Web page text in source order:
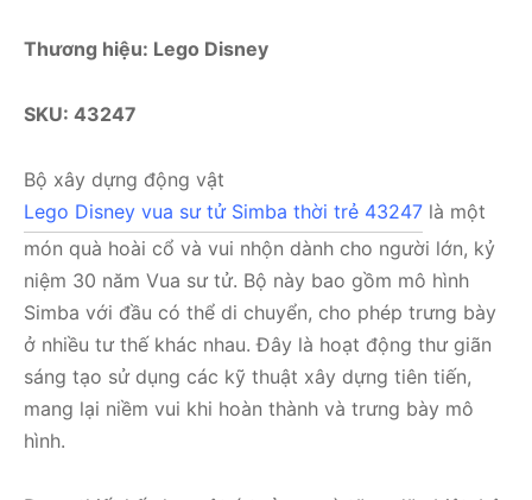
Thương hiệu: Lego Disney
SKU: 43247
Bộ xây dựng động vật
Lego Disney vua sư tử Simba thời trẻ 43247 là một
món quà hoài cổ và vui nhộn dành cho người lớn, kỷ
niệm 30 năm Vua sư tử. Bộ này bao gồm mô hình
Simba với đầu có thể di chuyển, cho phép trưng bày
ở nhiều tư thế khác nhau. Đây là hoạt động thư giãn
sáng tạo sử dụng các kỹ thuật xây dựng tiên tiến,
mang lại niềm vui khi hoàn thành và trưng bày mô
hình.